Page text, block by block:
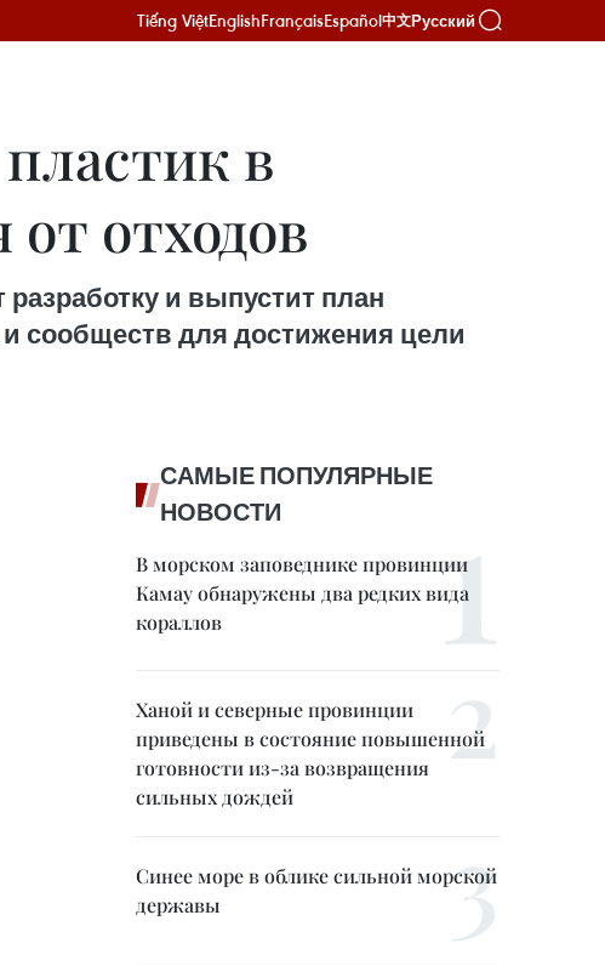
Tiếng ViệtEnglishFrançaisEspañol中文Русский
в
отходов
и выпустит план
сообществ для достижения цели
САМЫЕ ПОПУЛЯРНЫЕ
НОВОСТИ
В морском заповеднике провинции
Камау обнаружены два редких вида
кораллов
Ханой и северные провинции
приведены в состояние повышенной
готовности из-за возвращения
сильных дождей
Синее море в облике сильной морской
державы